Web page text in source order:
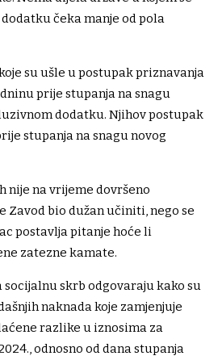
čeka manje od pola
su ušle u postupak priznavanja
prije stupanja na snagu
dodatku. Njihov postupak
stupanja na snagu novog
nije na vrijeme dovršeno
Zavod bio dužan učiniti, nego se
postavlja pitanje hoće li
zatezne kamate.
socijalnu skrb odgovaraju kako su
naknada koje zamjenjuje
razlike u iznosima za
odnosno od dana stupanja